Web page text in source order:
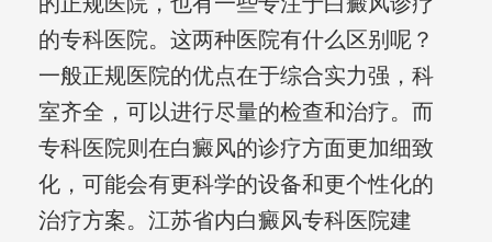
的专科医院。这两种医院有什么区别呢？
一般正规医院的优点在于综合实力强，科
室齐全，可以进行尽量的检查和治疗。而
专科医院则在白癜风的诊疗方面更加细致
化，可能会有更科学的设备和更个性化的
治疗方案。江苏省内白癜风专科医院建